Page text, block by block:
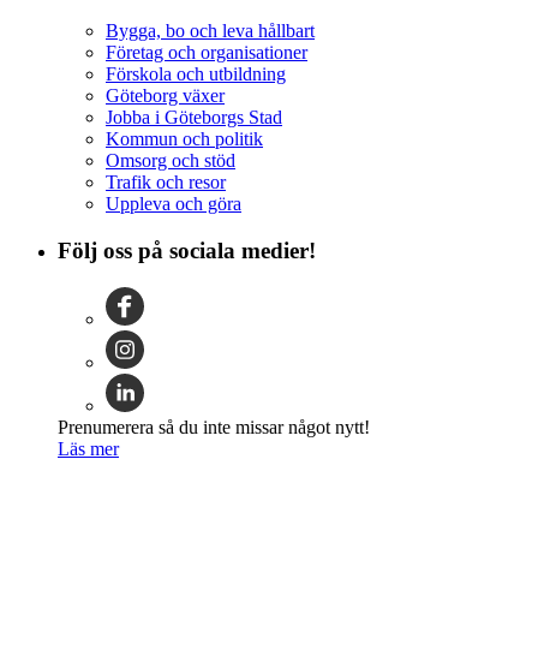
Bygga, bo och leva hållbart
Företag och organisationer
Förskola och utbildning
Göteborg växer
Jobba i Göteborgs Stad
Kommun och politik
Omsorg och stöd
Trafik och resor
Uppleva och göra
Följ oss på sociala medier!
Prenumerera så du inte missar något nytt!
Läs mer